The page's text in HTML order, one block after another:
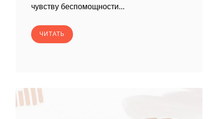
чувству беспомощности...
ЧИТАТЬ